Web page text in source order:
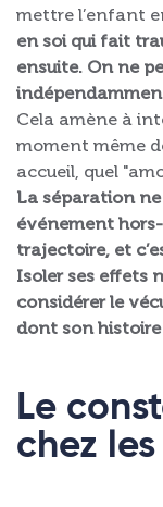
mettre l’enfant
en soi qui fait
ensuite. On ne
Cela amène à
moment même
accueil, quel
La séparation
événement
trajectoire, et
Isoler ses effets
considérer le
dont son
Le
chez